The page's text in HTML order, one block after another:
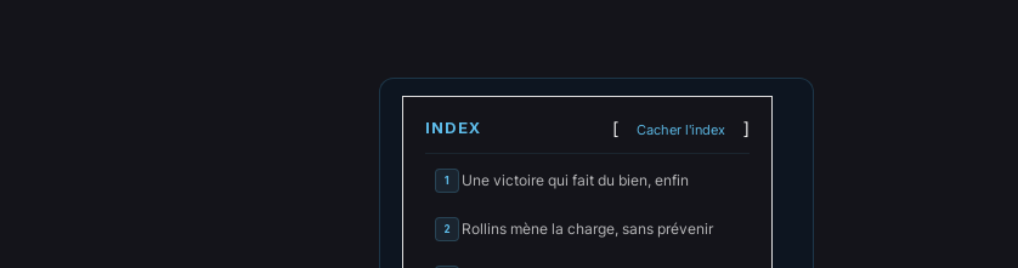
INDEX Cacher l'index
1 Une victoire qui fait du bien, enfin
2 Rollins mène la charge, sans prévenir